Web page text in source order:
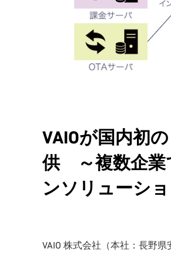
VAIOが国内初
供 ～複数企業
ンソリューシ
VAIO 株式会社（本社：長野